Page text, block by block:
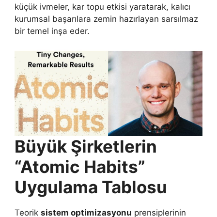
küçük ivmeler, kar topu etkisi yaratarak, kalıcı
kurumsal başarılara zemin hazırlayan sarsılmaz
bir temel inşa eder.
Büyük Şirketlerin
“Atomic Habits”
Uygulama Tablosu
Teorik sistem optimizasyonu prensiplerinin